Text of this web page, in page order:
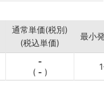
通常単価(税別)
(税込単価)
最小
-
( - )